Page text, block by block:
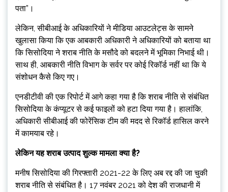
पता”।
लेकिन, सीबीआई के अधिकारियों ने मीडिया आउटलेट्स के सामने
खुलासा किया कि एक आबकारी अधिकारी ने अधिकारियों को बताया था
कि सिसोदिया ने शराब नीति के मसौदे को बदलने में भूमिका निभाई थी।
साथ ही, आबकारी नीति विभाग के सर्वर पर कोई रिकॉर्ड नहीं था कि ये
संशोधन कैसे किए गए।
एनडीटीवी की एक रिपोर्ट में आगे कहा गया है कि शराब नीति से संबंधित
सिसोदिया के कंप्यूटर से कई फाइलों को हटा दिया गया है। हालांकि,
अधिकारी सीबीआई की फोरेंसिक टीम की मदद से रिकॉर्ड हासिल करने
में कामयाब रहे।
लेकिन यह शराब उत्पाद शुल्क मामला क्या है?
मनीष सिसोदिया की गिरफ्तारी 2021-22 के लिए अब रद्द की जा चुकी
शराब नीति से संबंधित है। 17 नवंबर 2021 को देश की राजधानी में